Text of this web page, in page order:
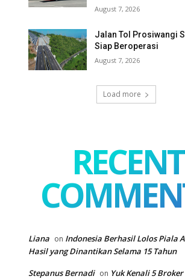
August 7, 2026
Jalan Tol Prosiwangi
Siap Beroperasi
August 7, 2026
Load more
RECENT
Liana on Indonesia Berhasil Lolos Piala
Hasil yang Dinantikan Selama 15 Tahun
Stepanus Bernadi on Yuk Kenali 5